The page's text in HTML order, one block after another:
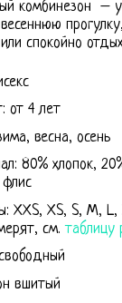
комбинезон –
спокойно
от 4 лет
весна, осень
80% хлопок,
XXS, XS, S, M, L,
см.таблицу
вшитый